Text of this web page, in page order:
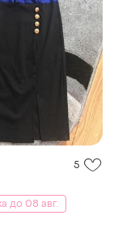
5
до 08 авг.